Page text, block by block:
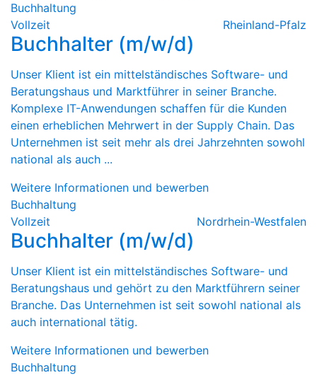
Buchhaltung
Vollzeit
Rheinland-Pfalz
Buchhalter (m/w/d)
Unser Klient ist ein mittelständisches Software- und
Beratungshaus und Marktführer in seiner Branche.
Komplexe IT-Anwendungen schaffen für die Kunden
einen erheblichen Mehrwert in der Supply Chain. Das
Unternehmen ist seit mehr als drei Jahrzehnten sowohl
national als auch ...
Weitere Informationen und bewerben
Buchhaltung
Vollzeit
Nordrhein-Westfalen
Buchhalter (m/w/d)
Unser Klient ist ein mittelständisches Software- und
Beratungshaus und gehört zu den Marktführern seiner
Branche. Das Unternehmen ist seit sowohl national als
auch international tätig.
Weitere Informationen und bewerben
Buchhaltung